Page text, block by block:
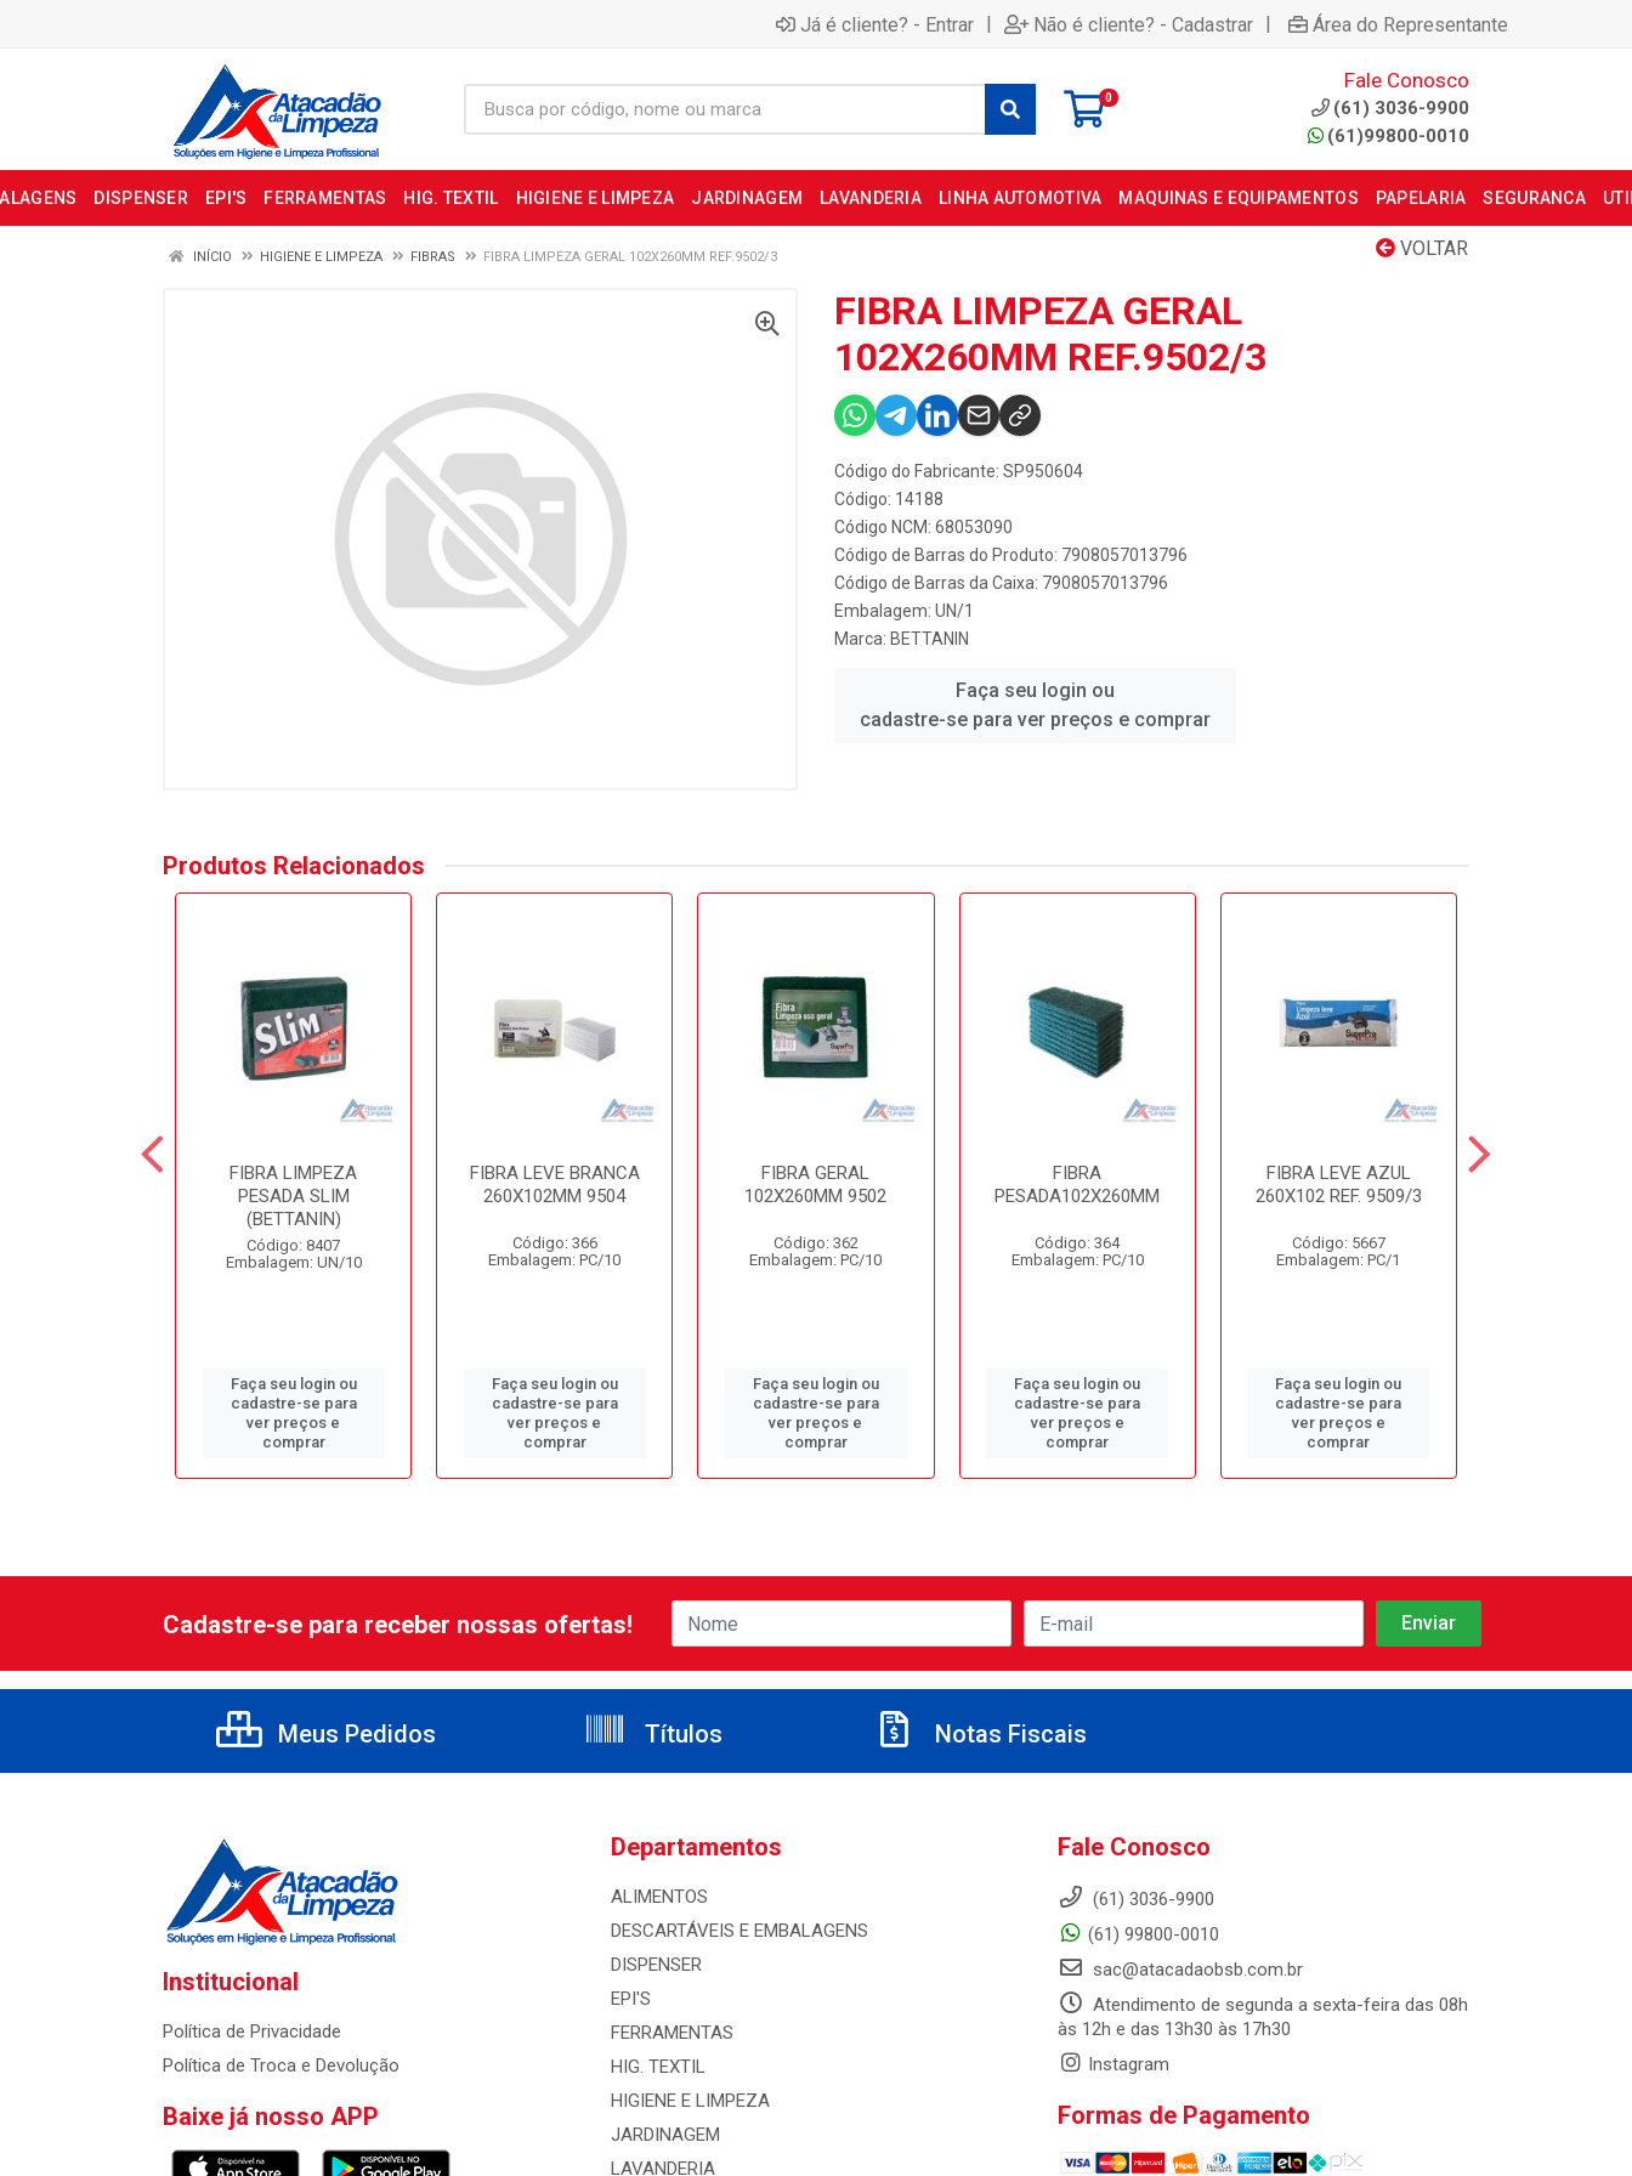
Já é cliente? - Entrar | Não é cliente? - Cadastrar | Área do Representante
0
Fale Conosco
(61) 3036-9900
(61)99800-0010
DISPENSER EPI'S FERRAMENTAS HIG. TEXTIL HIGIENE E LIMPEZA JARDINAGEM LAVANDERIA LINHA AUTOMOTIVA MAQUINAS E EQUIPAMENTOS PAPELARIA SEGURANCA
VOLTAR
INÍCIO HIGIENE E LIMPEZA FIBRAS FIBRA LIMPEZA GERAL 102X260MM REF.9502/3
FIBRA LIMPEZA GERAL
102X260MM REF.9502/3
Código do Fabricante: SP950604
Código: 14188
Código NCM: 68053090
Código de Barras do Produto: 7908057013796
Código de Barras da Caixa: 7908057013796
Embalagem: UN/1
Marca: BETTANIN
Faça seu login ou
cadastre-se para ver preços e comprar
Produtos Relacionados
FIBRA LIMPEZA
PESADA SLIM
(BETTANIN)
Código: 8407
Embalagem: UN/10
Faça seu login ou
cadastre-se para
ver preços e
comprar
FIBRA LEVE BRANCA
260X102MM 9504
Código: 366
Embalagem: PC/10
Faça seu login ou
cadastre-se para
ver preços e
comprar
FIBRA GERAL
102X260MM 9502
Código: 362
Embalagem: PC/10
Faça seu login ou
cadastre-se para
ver preços e
comprar
FIBRA
PESADA102X260MM
Código: 364
Embalagem: PC/10
Faça seu login ou
cadastre-se para
ver preços e
comprar
FIBRA LEVE AZUL
260X102 REF. 9509/3
Código: 5667
Embalagem: PC/1
Faça seu login ou
cadastre-se para
ver preços e
comprar
Cadastre-se para receber nossas ofertas!
Meus Pedidos Títulos Notas Fiscais
Institucional
Política de Privacidade
Política de Troca e Devolução
Baixe já nosso APP
Departamentos
ALIMENTOS
DESCARTÁVEIS E EMBALAGENS
DISPENSER
EPI'S
FERRAMENTAS
HIG. TEXTIL
HIGIENE E LIMPEZA
JARDINAGEM
LAVANDERIA
Fale Conosco
(61) 3036-9900
(61) 99800-0010
sac@atacadaobsb.com.br
Atendimento de segunda a sexta-feira das 08h
às 12h e das 13h30 às 17h30
Instagram
Formas de Pagamento